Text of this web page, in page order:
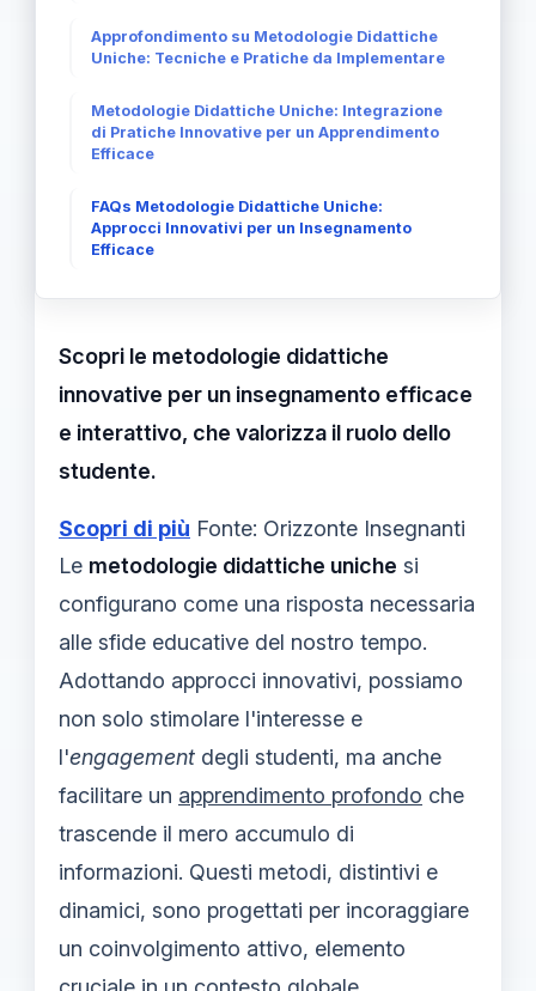
Approfondimento su Metodologie Didattiche
Uniche: Tecniche e Pratiche da Implementare
Metodologie Didattiche Uniche: Integrazione
di Pratiche Innovative per un Apprendimento
Efficace
FAQs Metodologie Didattiche Uniche:
Approcci Innovativi per un Insegnamento
Efficace
Scopri le metodologie didattiche
innovative per un insegnamento efficace
e interattivo, che valorizza il ruolo dello
studente.
Scopri di più Fonte: Orizzonte Insegnanti
Le metodologie didattiche uniche si
configurano come una risposta necessaria
alle sfide educative del nostro tempo.
Adottando approcci innovativi, possiamo
non solo stimolare l'interesse e
l'engagement degli studenti, ma anche
facilitare un apprendimento profondo che
trascende il mero accumulo di
informazioni. Questi metodi, distintivi e
dinamici, sono progettati per incoraggiare
un coinvolgimento attivo, elemento